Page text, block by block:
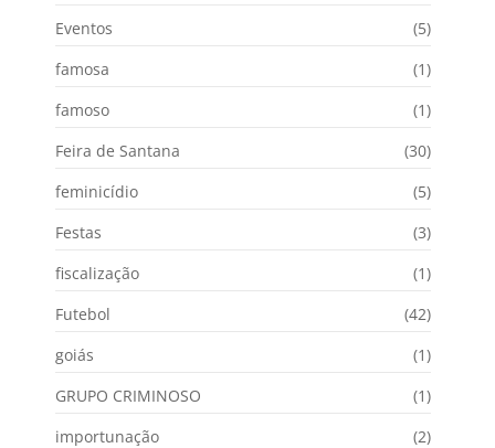
Eventos
(5)
famosa
(1)
famoso
(1)
Feira de Santana
(30)
feminicídio
(5)
Festas
(3)
fiscalização
(1)
Futebol
(42)
goiás
(1)
GRUPO CRIMINOSO
(1)
importunação
(2)